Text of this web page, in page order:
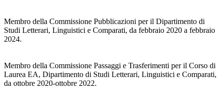
Membro della Commissione Pubblicazioni per il Dipartimento di
Studi Letterari, Linguistici e Comparati, da febbraio 2020 a febbraio
2024.
Membro della Commissione Passaggi e Trasferimenti per il Corso di
Laurea EA, Dipartimento di Studi Letterari, Linguistici e Comparati,
da ottobre 2020-ottobre 2022.